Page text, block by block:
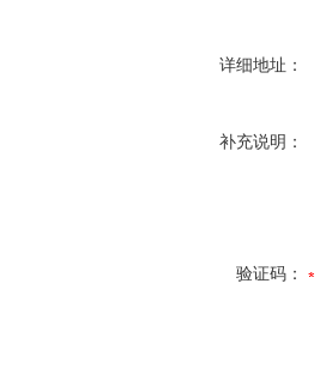
详细地址：
补充说明：
验证码：